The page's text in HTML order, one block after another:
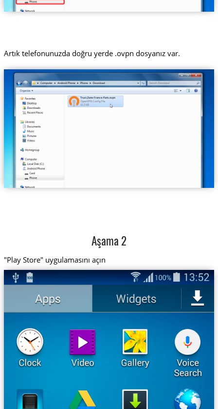
Artık telefonunuzda doğru yerde .ovpn dosyanız var.
Trust.Zone-France-Paris.ovpn
Aşama 2
"Play Store" uygulamasını açın